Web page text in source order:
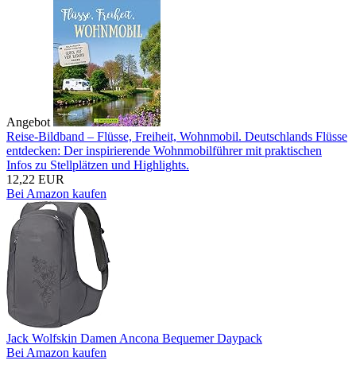
Angebot
Reise-Bildband – Flüsse, Freiheit, Wohnmobil. Deutschlands Flüsse
entdecken: Der inspirierende Wohnmobilführer mit praktischen
Infos zu Stellplätzen und Highlights.
12,22 EUR
Bei Amazon kaufen
Jack Wolfskin Damen Ancona Bequemer Daypack
Bei Amazon kaufen